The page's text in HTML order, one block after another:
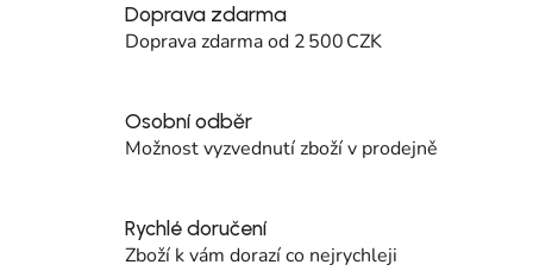
Doprava zdarma
Doprava zdarma od 2 500 CZK
Osobní odběr
Možnost vyzvednutí zboží v prodejně
Rychlé doručení
Zboží k vám dorazí co nejrychleji